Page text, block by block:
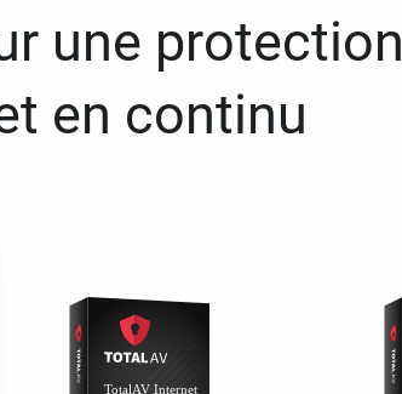
une protection
en continu